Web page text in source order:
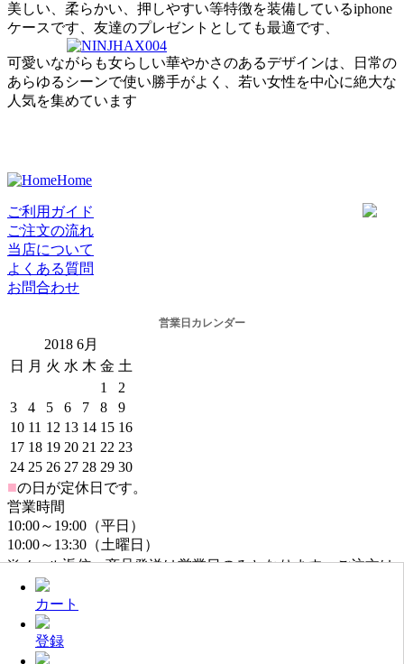
カート
登録
美しい、柔らかい、押しやすい等特徴を装備しているiphone
ケースです、友達のプレゼントとしても最適です、
可愛いながらも女らしい華やかさのあるデザインは、日常の
あらゆるシーンで使い勝手がよく、若い女性を中心に絶大な
人気を集めています
Home
ご利用ガイド
ご注文の流れ
当店について
よくある質問
お問合わせ
営業日カレンダー
2018 6月
日
月 火 水 木 金 土
1
2
3
4 5 6 7 8
9
10 11 12 13 14 15 16
17 18 19 20 21 22 23
24 25 26 27 28 29 30
■の日が定休日です。
営業時間
10:00～19:00（平日）
10:00～13:30（土曜日）
※メール返信・商品発送は営業日のみとなります。ご注文は
年中無休でお受けしております。